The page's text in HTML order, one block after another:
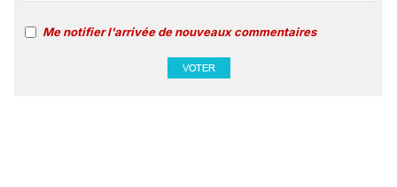
Me notifier l'arrivée de nouveaux commentaires